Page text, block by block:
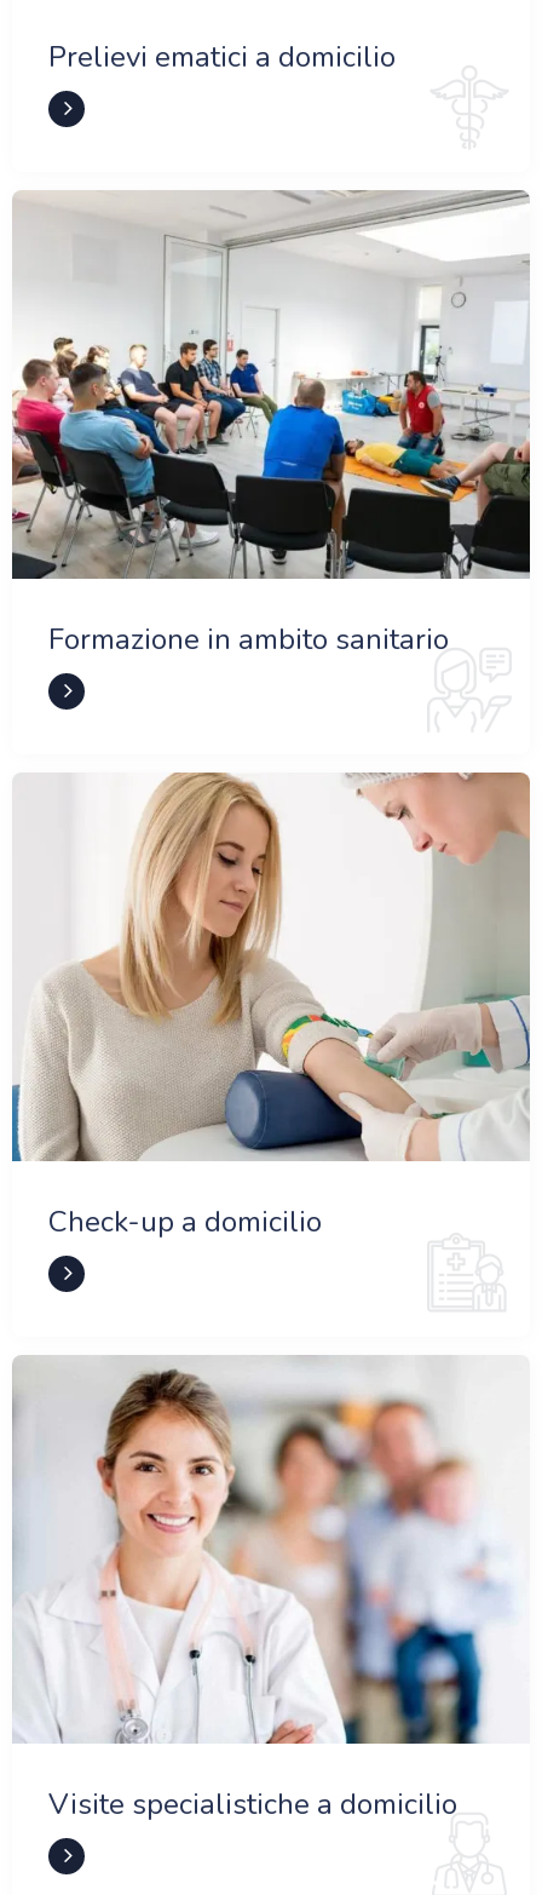
Prelievi ematici a domicilio
Formazione in ambito sanitario
Check-up a domicilio
Visite specialistiche a domicilio